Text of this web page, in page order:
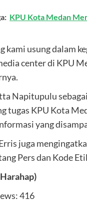
KPU Kota Medan
kami usung dalam
center di KPU
Napitupulu
tugas KPU Kota
yang
juga
Pers dan Kode
416